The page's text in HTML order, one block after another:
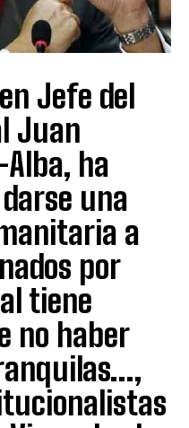
Jefe del
Juan
ha
una
a
por
tiene
no haber